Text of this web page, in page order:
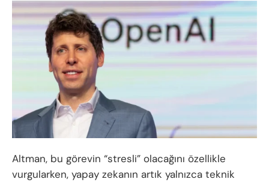
Altman, bu görevin “stresli” olacağını özellikle
vurgularken, yapay zekanın artık yalnızca teknik